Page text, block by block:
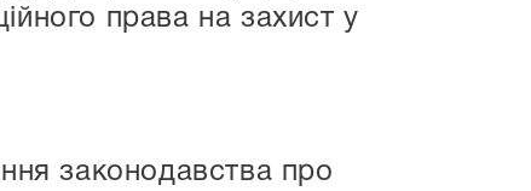
права на захист у
законодавства про